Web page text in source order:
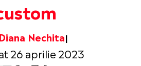
Diana Nechita
26 aprilie 2023